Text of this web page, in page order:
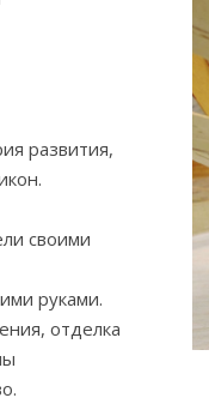
развития,
своими
руками.
отделка